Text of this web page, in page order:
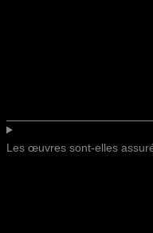
Les œuvres sont-elles